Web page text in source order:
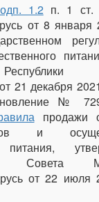
1.2п. 1 ст.
от 8
от 21 декабря
№
продажи
и
питания,
Совета
от 22